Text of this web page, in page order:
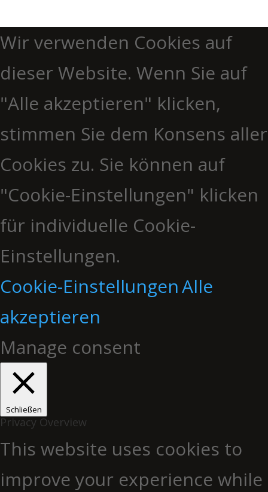
Wir verwenden Cookies auf
dieser Website. Wenn Sie auf
"Alle akzeptieren" klicken,
stimmen Sie dem Konsens aller
Cookies zu. Sie können auf
"Cookie-Einstellungen" klicken
für individuelle Cookie-
Einstellungen.
Cookie-EinstellungenAlle
akzeptieren
Manage consent
Schließen
Privacy Overview
This website uses cookies to
improve your experience while